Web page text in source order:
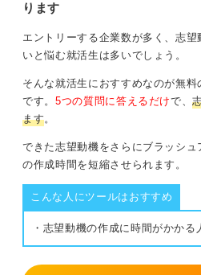
ります
エントリーする企業数が多く、志
いと悩む就活生は多いでしょう。
そんな就活生におすすめなのが無料
です。 5つの質問に答えるだけで、
ます。
できた志望動機をさらにブラッシ
の作成時間を短縮させられます。
こんな人にツールはおすすめ
・志望動機の作成に時間がかかる